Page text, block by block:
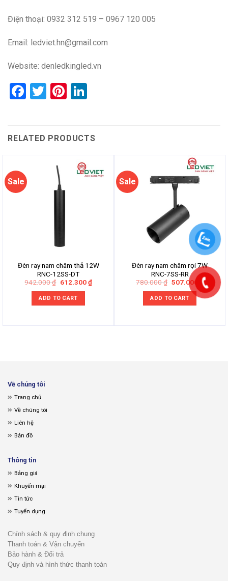
Điện thoại: 0932 312 519 – 0967 120 005
Email: ledviet.hn@gmail.com
Website: denledkingled.vn
Facebook
TwitterPinterest
RELATED PRODUCTS
Sale
Đèn ray nam châm thả 12W
RNC-12SS-DT
942.000₫ Original
was:
942.000 ₫.
612.300₫Current
price
ADD TO CART
Sale
Đèn ray nam châm rọi 7W
RNC-7SS-RR
780.000₫ Original
was:
780.000 ₫.
507.000 ₫Current
price
is:
ADD TO CART
Về chúng tôi
Trang chủ
Về chúng tôi
Liên hệ
Bản đồ
Thông tin
Bảng giá
Khuyến mại
Tin tức
Tuyển dụng
Chính sách & quy định chung
Thanh toán & Vận chuyển
Bảo hành & Đổi trả
Quy định và hình thức thanh toán